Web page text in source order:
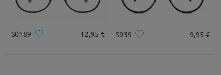
S0189 12,95 € S939 9,95 €